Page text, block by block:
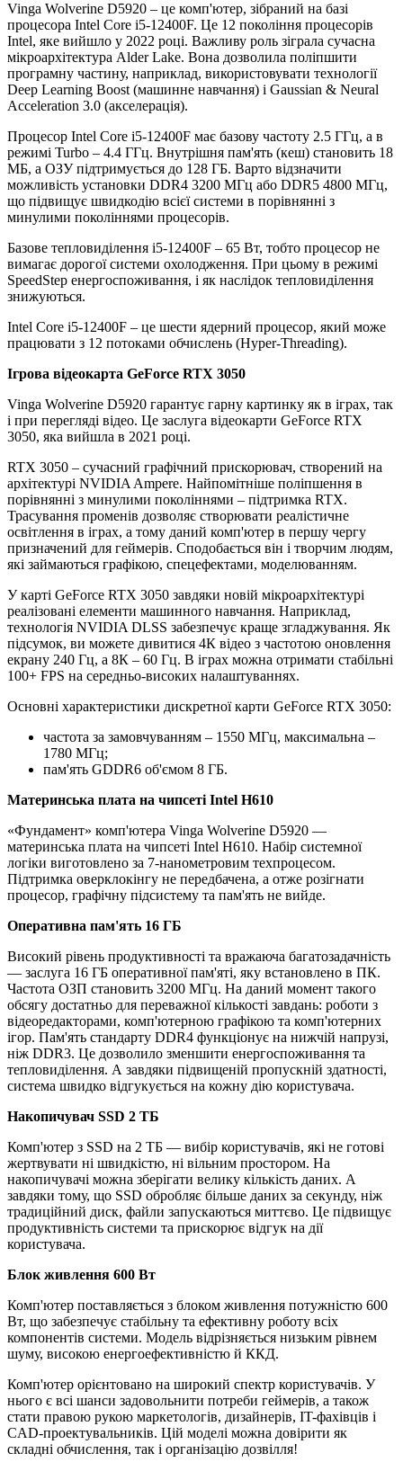
Vinga Wolverine D5920 – це комп'ютер, зібраний на базі
процесора Intel Core i5-12400F. Це 12 покоління процесорів
Intel, яке вийшло у 2022 році. Важливу роль зіграла сучасна
мікроархітектура Alder Lake. Вона дозволила поліпшити
програмну частину, наприклад, використовувати технології
Deep Learning Boost (машинне навчання) і Gaussian & Neural
Acceleration 3.0 (акселерація).
Процесор Intel Core i5-12400F має базову частоту 2.5 ГГц, а в
режимі Turbo – 4.4 ГГц. Внутрішня пам'ять (кеш) становить 18
МБ, а ОЗУ підтримується до 128 ГБ. Варто відзначити
можливість установки DDR4 3200 МГц або DDR5 4800 МГц,
що підвищує швидкодію всієї системи в порівнянні з
минулими поколіннями процесорів.
Базове тепловиділення i5-12400F – 65 Вт, тобто процесор не
вимагає дорогої системи охолодження. При цьому в режимі
SpeedStep енергоспоживання, і як наслідок тепловиділення
знижуються.
Intel Core i5-12400F – це шести ядерний процесор, який може
працювати з 12 потоками обчислень (Hyper-Threading).
Ігрова відеокарта GeForce RTX 3050
Vinga Wolverine D5920 гарантує гарну картинку як в іграх, так
і при перегляді відео. Це заслуга відеокарти GeForce RTX
3050, яка вийшла в 2021 році.
RTX 3050 – сучасний графічний прискорювач, створений на
архітектурі NVIDIA Ampere. Найпомітніше поліпшення в
порівнянні з минулими поколіннями – підтримка RTX.
Трасування променів дозволяє створювати реалістичне
освітлення в іграх, а тому даний комп'ютер в першу чергу
призначений для геймерів. Сподобається він і творчим людям,
які займаються графікою, спецефектами, моделюванням.
У карті GeForce RTX 3050 завдяки новій мікроархітектурі
реалізовані елементи машинного навчання. Наприклад,
технологія NVIDIA DLSS забезпечує краще згладжування. Як
підсумок, ви можете дивитися 4К відео з частотою оновлення
екрану 240 Гц, а 8К – 60 Гц. В іграх можна отримати стабільні
100+ FPS на середньо-високих налаштуваннях.
Основні характеристики дискретної карти GeForce RTX 3050:
частота за замовчуванням – 1550 МГц, максимальна –
1780 МГц;
пам'ять GDDR6 об'ємом 8 ГБ.
Материнська плата на чипсеті Intel H610
«Фундамент» комп'ютера Vinga Wolverine D5920 —
материнська плата на чипсеті Intel H610. Набір системної
логіки виготовлено за 7-нанометровим техпроцесом.
Підтримка оверклокінгу не передбачена, а отже розігнати
процесор, графічну підсистему та пам'ять не вийде.
Оперативна пам'ять 16 ГБ
Високий рівень продуктивності та вражаюча багатозадачність
— заслуга 16 ГБ оперативної пам'яті, яку встановлено в ПК.
Частота ОЗП становить 3200 МГц. На даний момент такого
обсягу достатньо для переважної кількості завдань: роботи з
відеоредакторами, комп'ютерною графікою та комп'ютерних
ігор. Пам'ять стандарту DDR4 функціонує на нижчій напрузі,
ніж DDR3. Це дозволило зменшити енергоспоживання та
тепловиділення. А завдяки підвищеній пропускній здатності,
система швидко відгукується на кожну дію користувача.
Накопичувач SSD 2 ТБ
Комп'ютер з SSD на 2 ТБ — вибір користувачів, які не готові
жертвувати ні швидкістю, ні вільним простором. На
накопичувачі можна зберігати велику кількість даних. А
завдяки тому, що SSD обробляє більше даних за секунду, ніж
традиційний диск, файли запускаються миттєво. Це підвищує
продуктивність системи та прискорює відгук на дії
користувача.
Блок живлення 600 Вт
Комп'ютер поставляється з блоком живлення потужністю 600
Вт, що забезпечує стабільну та ефективну роботу всіх
компонентів системи. Модель відрізняється низьким рівнем
шуму, високою енергоефективністю й ККД.
Комп'ютер орієнтовано на широкий спектр користувачів. У
нього є всі шанси задовольнити потреби геймерів, а також
стати правою рукою маркетологів, дизайнерів, IT-фахівців і
CAD-проектувальників. Цій моделі можна довірити як
складні обчислення, так і організацію дозвілля!